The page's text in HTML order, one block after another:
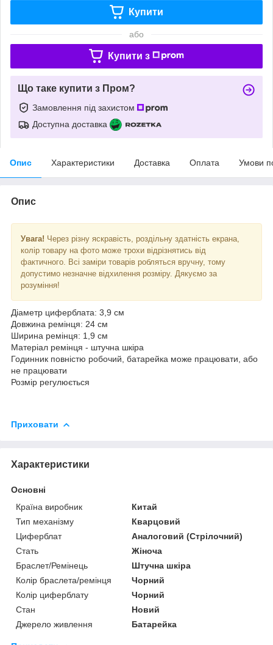
Купити
або
Купити з
Що таке купити з Пром?
Замовлення під захистом
Доступна доставка
Опис Характеристики Доставка Оплата Умови
Опис
Увага! Через різну яскравість, роздільну здатність екрана,
колір товару на фото може трохи відрізнятись від
фактичного. Всі заміри товарів робляться вручну, тому
допустимо незначне відхилення розміру. Дякуємо за
розуміння!
Діаметр циферблата: 3,9 см
Довжина ремінця: 24 см
Ширина ремінця: 1,9 см
Матеріал ремінця - штучна шкіра
Годинник повністю робочий, батарейка може працювати, або
не працювати
Розмір регулюється
Приховати
Характеристики
Основні
Країна виробник
Китай
Тип механізму
Кварцовий
Циферблат
Аналоговий (Стрілочний)
Стать
Жіноча
Браслет/Ремінець
Штучна шкіра
Колір браслета/ремінця
Чорний
Колір циферблату
Чорний
Стан
Новий
Джерело живлення
Батарейка